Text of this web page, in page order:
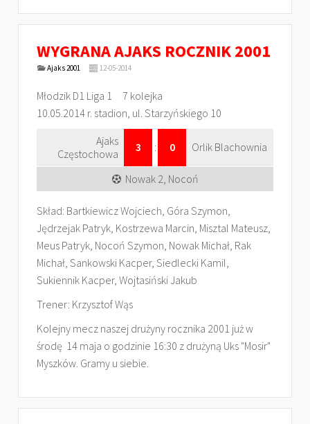
WYGRANA AJAKS ROCZNIK 2001
Ajaks 2001 12-05-2014
Młodzik D1 Liga 1 7 kolejka
10.05.2014 r. stadion, ul. Starzyńskiego 10
Ajaks
Częstochowa
3 : 0 Orlik Blachownia
Nowak 2, Nocoń
Skład: Bartkiewicz Wojciech, Góra Szymon,
Jędrzejak Patryk, Kostrzewa Marcin, Misztal Mateusz,
Meus Patryk, Nocoń Szymon, Nowak Michał, Rak
Michał, Sankowski Kacper, Siedlecki Kamil,
Sukiennik Kacper, Wojtasiński Jakub
Trener: Krzysztof Wąs
Kolejny mecz naszej drużyny rocznika 2001 już w
środę 14 maja o godzinie 16:30 z drużyną Uks "Mosir"
Myszków. Gramy u siebie.